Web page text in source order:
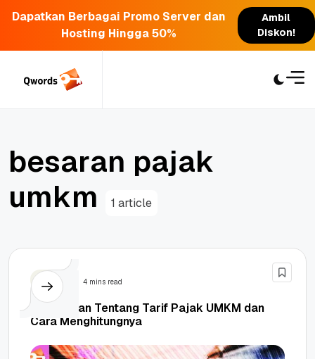
Dapatkan Berbagai Promo Server dan
Hosting Hingga 50%
Ambil
Diskon!
besaran pajak
umkm 1 article
Bisnis 4 mins read
Penjelasan Tentang Tarif Pajak UMKM dan
Cara Menghitungnya